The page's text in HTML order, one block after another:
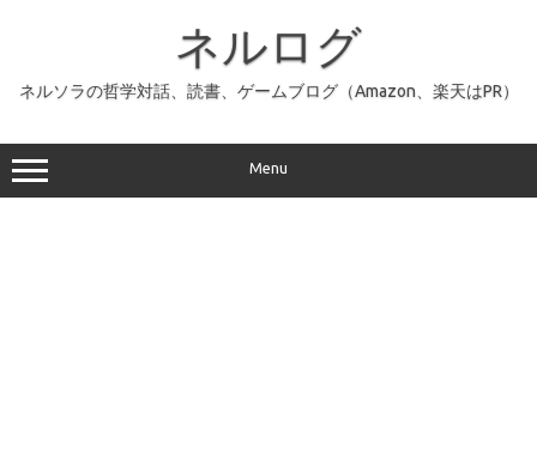
ッ
プ
ネルログ
ネルソラの哲学対話、読書、ゲームブログ（Amazon、楽天はPR）
Menu